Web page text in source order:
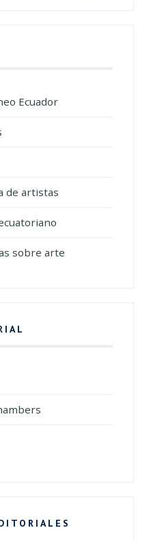
Ecuador
de artistas
sobre arte